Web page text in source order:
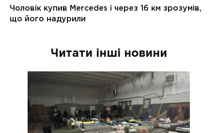
Читати інші новини